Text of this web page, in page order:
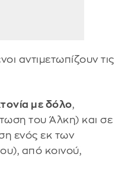
αντιμετωπίζουν τις
με δόλο,
του Άλκη) και σε
ενός εκ των
από κοινού,